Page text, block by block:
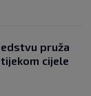
pruža
cijele